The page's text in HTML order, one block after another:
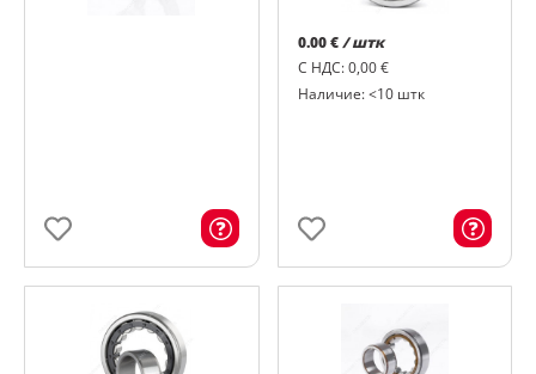
0.00 € / штк
С НДС: 0,00 €
Наличие: <10 штк